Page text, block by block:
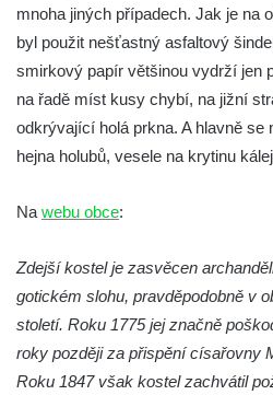
Hřbitovní kaple na hřbitově v
Vltavou
Márnice na hřbitově v Lužci nad
Márnice na hřbitově v Hrobčicích
Kostel svatého Havla na hřbitově v
Hrobčicích
Márnice na hřbitově v Dobříni
Kaple v Bezděkově
Kaple Nejsvětější Trojice v centru
mnoha jiných případech. Jak je na
byl použit nešťastný asfaltový
smirkový papír většinou vydrží jen
na řadě míst kusy chybí, na jižní
odkrývající holá prkna. A hlavně se
hejna holubů, vesele na krytinu
Nawebu obce:
Zdejší kostel je zasvěcen
gotickém slohu, pravděpodobně v
století. Roku 1775 jej značně
roky později za přispění císařovny
Roku 1847 však kostel zachvátil